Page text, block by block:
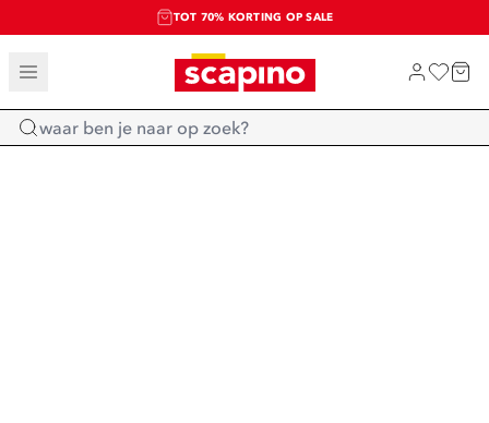
TOT 70% KORTING OP SALE
SALE: LAATSTE KANS!
SHOP NIEUW
Home